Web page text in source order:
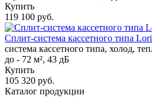
Купить
119 100 руб.
Сплит-система кассетного типа
система кассетного типа, холод,
до - 72 м², 43 дБ
Купить
105 320 руб.
Каталог продукции